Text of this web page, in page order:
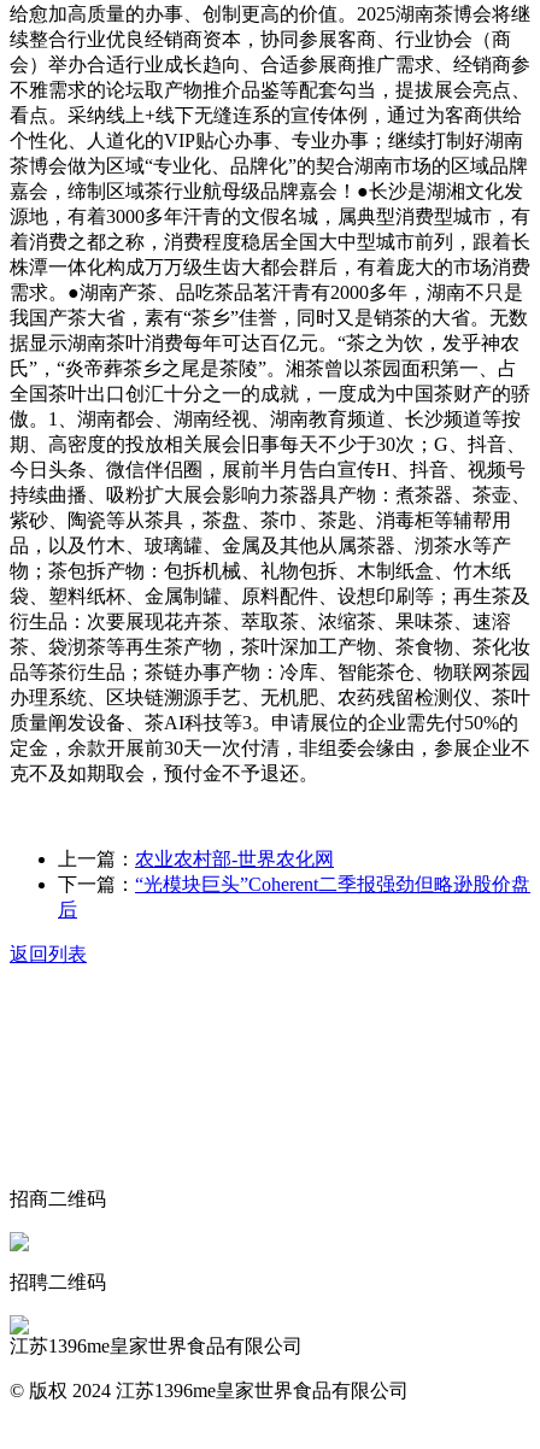
给愈加高质量的办事、创制更高的价值。2025湖南茶博会将继
续整合行业优良经销商资本，协同参展客商、行业协会（商
会）举办合适行业成长趋向、合适参展商推广需求、经销商参
不雅需求的论坛取产物推介品鉴等配套勾当，提拔展会亮点、
看点。采纳线上+线下无缝连系的宣传体例，通过为客商供给
个性化、人道化的VIP贴心办事、专业办事；继续打制好湖南
茶博会做为区域“专业化、品牌化”的契合湖南市场的区域品牌
嘉会，缔制区域茶行业航母级品牌嘉会！●长沙是湖湘文化发
源地，有着3000多年汗青的文假名城，属典型消费型城市，有
着消费之都之称，消费程度稳居全国大中型城市前列，跟着长
株潭一体化构成万万级生齿大都会群后，有着庞大的市场消费
需求。●湖南产茶、品吃茶品茗汗青有2000多年，湖南不只是
我国产茶大省，素有“茶乡”佳誉，同时又是销茶的大省。无数
据显示湖南茶叶消费每年可达百亿元。“茶之为饮，发乎神农
氏”，“炎帝葬茶乡之尾是茶陵”。湘茶曾以茶园面积第一、占
全国茶叶出口创汇十分之一的成就，一度成为中国茶财产的骄
傲。1、湖南都会、湖南经视、湖南教育频道、长沙频道等按
期、高密度的投放相关展会旧事每天不少于30次；G、抖音、
今日头条、微信伴侣圈，展前半月告白宣传H、抖音、视频号
持续曲播、吸粉扩大展会影响力茶器具产物：煮茶器、茶壶、
紫砂、陶瓷等从茶具，茶盘、茶巾、茶匙、消毒柜等辅帮用
品，以及竹木、玻璃罐、金属及其他从属茶器、沏茶水等产
物；茶包拆产物：包拆机械、礼物包拆、木制纸盒、竹木纸
袋、塑料纸杯、金属制罐、原料配件、设想印刷等；再生茶及
衍生品：次要展现花卉茶、萃取茶、浓缩茶、果味茶、速溶
茶、袋沏茶等再生茶产物，茶叶深加工产物、茶食物、茶化妆
品等茶衍生品；茶链办事产物：冷库、智能茶仓、物联网茶园
办理系统、区块链溯源手艺、无机肥、农药残留检测仪、茶叶
质量阐发设备、茶AI科技等3。申请展位的企业需先付50%的
定金，余款开展前30天一次付清，非组委会缘由，参展企业不
克不及如期取会，预付金不予退还。
上一篇： 农业农村部-世界农化网
下一篇： “光模块巨头”Coherent二季报强劲但略逊股价盘
后
返回列表
招商二维码
招聘二维码
江苏1396me皇家世界食品有限公司
© 版权 2024 江苏1396me皇家世界食品有限公司